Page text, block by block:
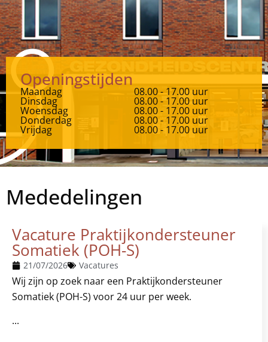
Openingstijden
Maandag 08.00 - 17.00 uur
Dinsdag 08.00 - 17.00 uur
Woensdag 08.00 - 17.00 uur
Donderdag 08.00 - 17.00 uur
Vrijdag 08.00 - 17.00 uur
Mededelingen
Vacature Praktijkondersteuner
Somatiek (POH-S)
21/07/2026 Vacatures
Wij zijn op zoek naar een Praktijkondersteuner
Somatiek (POH-S) voor 24 uur per week.
...